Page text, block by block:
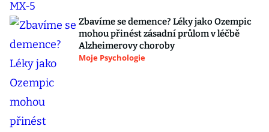
Zbavíme se demence? Léky jako Ozempic
mohou přinést zásadní průlom v léčbě
Alzheimerovy choroby
Moje Psychologie